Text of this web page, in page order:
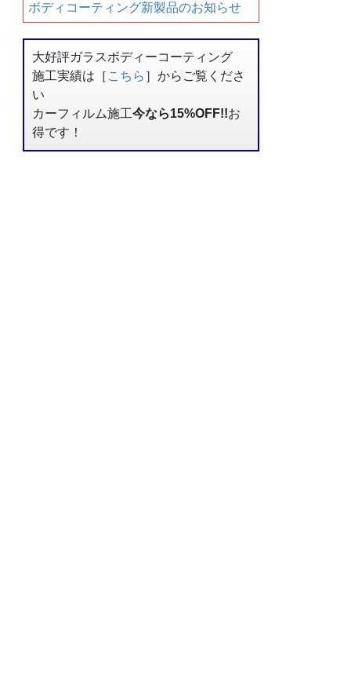
ボディコーティング新製品のお知らせ
大好評ガラスボディーコーティング
施工実績は［ こちら ］からご覧くださ
い
カーフィルム施工今なら15%OFF!!お
得です！